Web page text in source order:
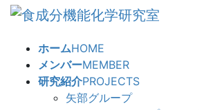
ホームHOME
メンバーMEMBER
研究紹介PROJECTS
矢部グループ